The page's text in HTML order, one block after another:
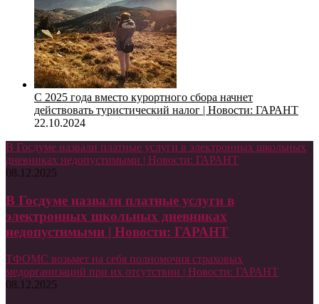
С 2025 года вместо курортного сбора начнет
действовать туристический налог | Новости: ГАРАНТ
22.10.2024
В Госдуме назвали платные услуги в электронных школьных
дневниках недопустимыми | Новости: ГАРАНТ
08.12.2025
В Госдуме назвали платные услуги в
электронных школьных дневниках
недопустимыми | Новости: ГАРАНТ
ТФОМС возьмет на себя полномочия страховых
медорганизаций при их отсутствии | Новости: ГАРАНТ
08.12.2025